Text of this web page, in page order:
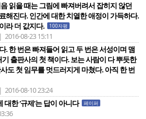
읽을 때는 그림에 빠져버려서 잡히지 않던
해진다. 인간에 대한 치열한 애정이 가득하다.
라 더 값지다.
100자평
08-23 15:11
. 한 번은 빠져들어 읽고 두 번은 서성이며 맴
출판사의 첫 책이다. 보는 사람이 다 뿌듯한
도 첫 임무를 멋드러지게 마쳤다. 아직 한 번
08-10 23:24
한 ‘규제’는 답이 아니다 페이퍼